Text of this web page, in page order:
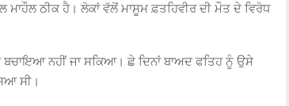
ਮਾਹੌਲ ਠੀਕ ਹੈ। ਲੋਕਾਂ ਵੱਲੋਂ ਮਾਸੂਮ ਫ਼ਤਹਿਵੀਰ ਦੀ ਮੌਤ ਦੇ ਵਿਰੋਧ
ਬਚਾਇਆ ਨਹੀਂ ਜਾ ਸਕਿਆ। ਛੇ ਦਿਨਾਂ ਬਾਅਦ ਫਤਿਹ ਨੂੰ ਉਸੇ
ਸੀ।